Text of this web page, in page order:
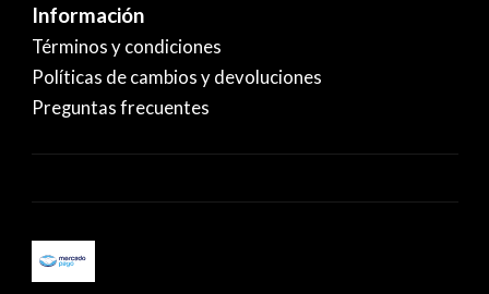
Información
Términos y condiciones
Políticas de cambios y devoluciones
Preguntas frecuentes